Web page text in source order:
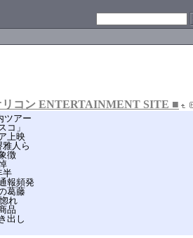
リコン ENTERTAINMENT SITE ■
ツアー
コ」
上映
人ら
徴
半
報頻発
葛藤
れ
品
出し